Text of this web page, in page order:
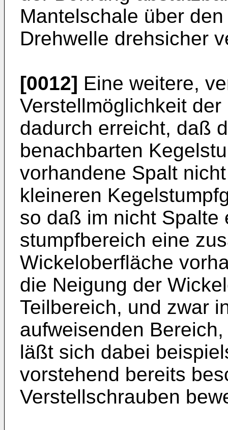
Mantelschale über
Drehwelle drehsicher
[0012] Eine weitere,
Verstellmöglichkeit
dadurch erreicht, daß
benachbarten
vorhandene Spalt
kleineren
so daß im nicht Spalte
stumpfbereich eine
Wickeloberfläche
die Neigung der
Teilbereich, und zwar
aufweisenden
läßt sich dabei
vorstehend bereits
Verstellschrauben